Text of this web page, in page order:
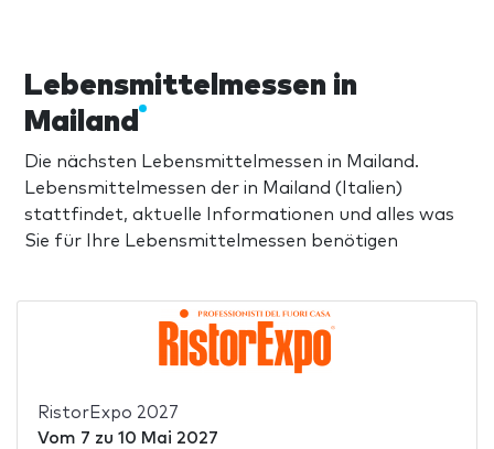
Lebensmittelmessen in
Mailand
Die nächsten Lebensmittelmessen in Mailand.
Lebensmittelmessen der in Mailand (Italien)
stattfindet, aktuelle Informationen und alles was
Sie für Ihre Lebensmittelmessen benötigen
RistorExpo 2027
Vom 7 zu 10 Mai 2027